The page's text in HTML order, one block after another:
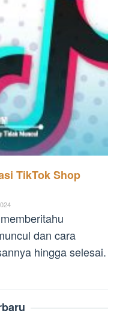
TikTok Shop
dan cara
hingga selesai.